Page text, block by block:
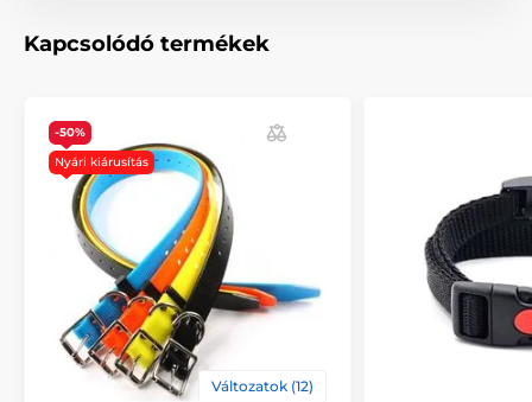
változhatnak. A képek csak illusztrációk.
Tartozékok kiképző nyakörvek
Nyakörvek
Tartozékok ugatásgátló nyakörvek
Nyakörvek
Kapcsolódó termékek
-50%
Nyári kiárusítás
Változatok (12)